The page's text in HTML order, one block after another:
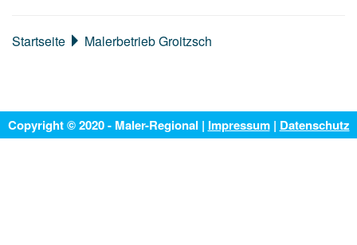
Startseite Malerbetrieb Groitzsch
Copyright © 2020 - Maler-Regional | Impressum| Datenschutz